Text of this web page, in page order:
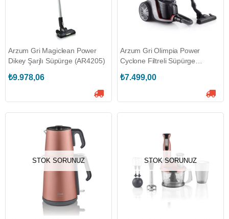
Arzum Gri Magiclean Power
Dikey Şarjlı Süpürge (AR4205)
₺9.978,06
Arzum Gri Olimpia Power
Cyclone Filtreli Süpürge
₺7.499,00
STOK SORUNUZ STOK SORUNUZ